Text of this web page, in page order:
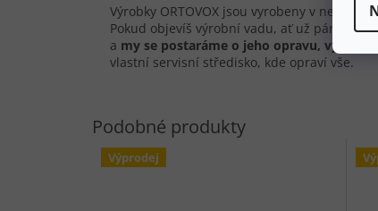
Výrobky ORTOVOX jsou vyrobeny v
Pokud objevíš výrobní vadu, ať už párající
a my se postaráme o jeho opravu, výměnu,
vlastní servisní středisko, kde opraví vše.
Výprodej